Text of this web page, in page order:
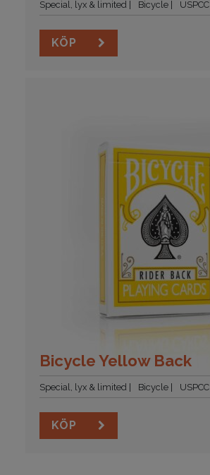
Special, lyx & limited Bicycle USPCC
KÖP
Bicycle Yellow Back
Special, lyx & limited Bicycle USPCC
KÖP